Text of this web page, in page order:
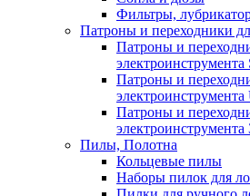
Фильтры,
Патроны и переходники
Патроны и
электроинструмента
Патроны и
электроинструмента
Патроны и
Пилы, Полотна
Кольцевые пилы
Наборы пилок для